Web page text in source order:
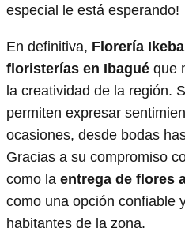
especial le está esperando!
En definitiva, Florería
floristerías en Ibagué que
la creatividad de la región.
permiten expresar
ocasiones, desde bodas
Gracias a su compromiso
como la entrega de flores
como una opción confiable
habitantes de la zona.